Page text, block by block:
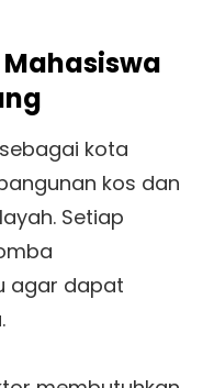
kota
kos dan
Setiap
agar dapat